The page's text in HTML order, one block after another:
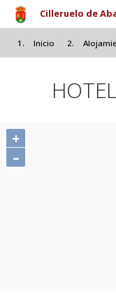
Pasar al
Cilleruelo de
Inicio
+
–